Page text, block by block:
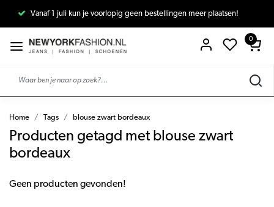
Vanaf 1 juli kun je voorlopig geen bestellingen meer plaatsen!
0
Home Tags blouse zwart bordeaux
Producten getagd met blouse zwart
bordeaux
Geen producten gevonden!